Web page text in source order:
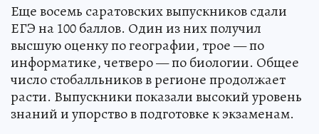
Еще восемь саратовских выпускников сдали
ЕГЭ на 100 баллов. Один из них получил
высшую оценку по географии, трое — по
информатике, четверо — по биологии. Общее
число стобалльников в регионе продолжает
расти. Выпускники показали высокий уровень
знаний и упорство в подготовке к экзаменам.